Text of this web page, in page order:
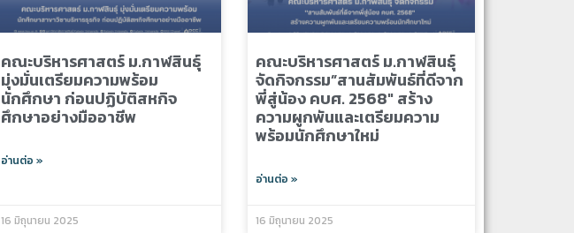
คณะบริหารศาสตร์ ม.กาฬสินธุ์
มุ่งมั่นเตรียมความพร้อม
นักศึกษา ก่อนปฏิบัติสหกิจ
ศึกษาอย่างมืออาชีพ
อ่านต่อ »
16 มิถุนายน 2025
คณะบริหารศาสตร์ ม.กาฬสินธุ์
จัดกิจกรรม”สานสัมพันธ์ที่ดีจาก
พี่สู่น้อง คบศ. 2568″ สร้าง
ความผูกพันและเตรียมความ
พร้อมนักศึกษาใหม่
อ่านต่อ »
16 มิถุนายน 2025